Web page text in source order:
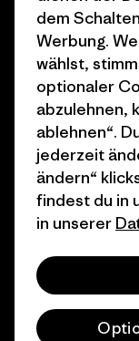
Wie wir finanzieren
Stores in deiner
Nähe
© 2026 Patagonia,
dem
Werbung.
wählst,
optionaler
abzulehnen,
ablehnen“.
jederzeit
ändern“
findest du in
in unserer